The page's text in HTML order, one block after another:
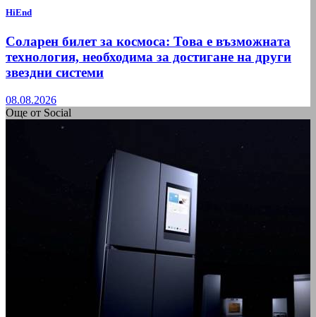
HiEnd
Соларен билет за космоса: Това е възможната
технология, необходима за достигане на други
звездни системи
08.08.2026
Още от Social